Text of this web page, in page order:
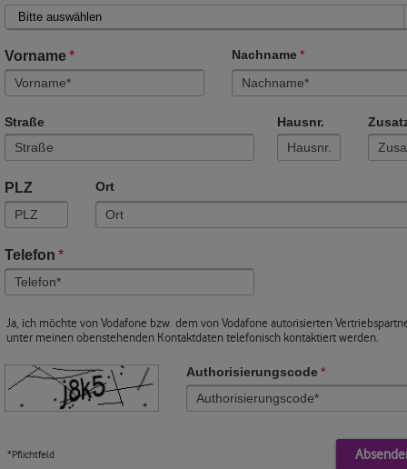
Vorname* Nachname*
Straße Hausnr.
PLZ Ort
Telefon *
Ja, ich möchte von Vodafone bzw. dem von Vodafone autorisierten
unter meinen obenstehenden Kontaktdaten telefonisch kontaktiert werden.
Authorisierungscode*
*Pflichtfeld